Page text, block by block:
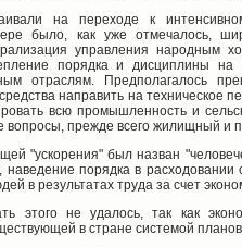
на переходе к
было, как уже отмечалось,
управления народным
порядка и дисциплины на
отраслям. Предполагалось
направить на техническое
всю промышленность и
вопросы, прежде всего жилищный и
"ускорения" был назван
наведение порядка в
в результатах труда за счет
этого не удалось, так как
в стране системой